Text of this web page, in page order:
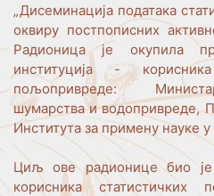
„Дисеминација података
оквиру постпописних
Радионица је окупила
институција -
пољопривреде:
шумарства и водопривреде,
Института за примену науке
Циљ ове радионице био је
корисника